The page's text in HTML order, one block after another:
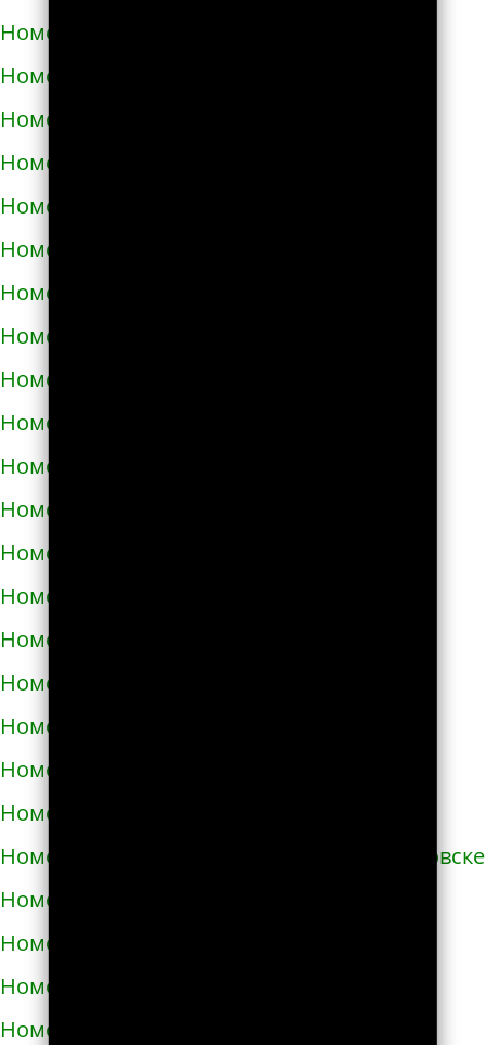
Номера телефонов такси в Богодухове
Номера телефонов такси в Богуславе
Номера телефонов такси в Болграде
Номера телефонов такси в Болехове
Номера телефонов такси в Борзне
Номера телефонов такси в Бориславе
Номера телефонов такси в Борисполе
Номера телефонов такси в Бородянке
Номера телефонов такси в Борщёве
Номера телефонов такси в Боярке
Номера телефонов такси в Броварах
Номера телефонов такси в Бродах
Номера телефонов такси в Бурштыне
Номера телефонов такси в Буче
Номера телефонов такси в Бучаче
Номера телефонов такси в Вараше
Номера телефонов такси в Васильевке
Номера телефонов такси в Василькове
Номера телефонов такси в Ватутино
Номера телефонов такси в Верхнеднепровске
Номера телефонов такси в Винниках
Номера телефонов такси в Виннице
Номера телефонов такси в Виноградове
Номера телефонов такси в Вишнёвом